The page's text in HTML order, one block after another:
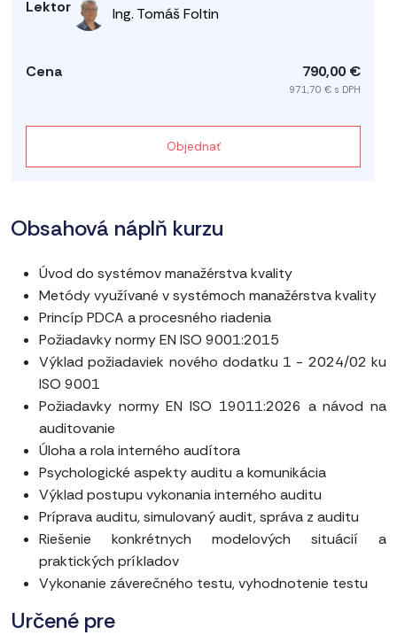
Ing. Tomáš Foltin
790,00 €
971,70 € s DPH
Objednať
Obsahová náplň kurzu
Úvod do systémov manažérstva kvality
Metódy využívané v systémoch manažérstva kvality
Princíp PDCA a procesného riadenia
Požiadavky normy EN ISO 9001:2015
Výklad požiadaviek nového dodatku 1 - 2024/02 ku
ISO 9001
Požiadavky normy EN ISO 19011:2026 a návod na
auditovanie
Úloha a rola interného audítora
Psychologické aspekty auditu a komunikácia
Výklad postupu vykonania interného auditu
Príprava auditu, simulovaný audit, správa z auditu
Riešenie konkrétnych modelových situácií a
praktických príkladov
Vykonanie záverečného testu, vyhodnotenie testu
Určené pre